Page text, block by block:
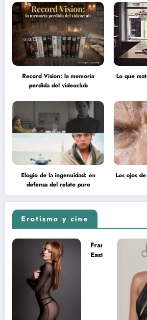
Record Vision: la memoria
perdida del videoclub
Lo que
Elogio de la ingenuidad: en
defensa del relato puro
Los ojos
Erotismo y cine
Francesca
Eastwood y